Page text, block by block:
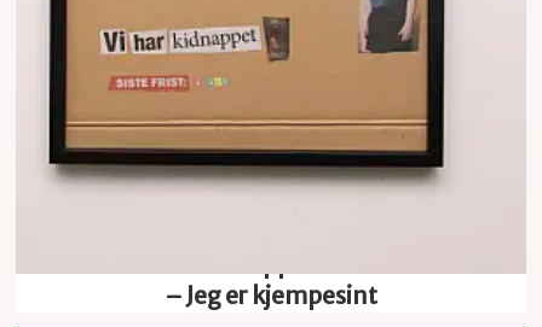
– Jeg er kjempesint